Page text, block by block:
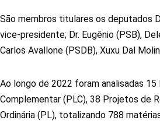
São membros titulares os deputados
vice-presidente; Dr. Eugênio (PSB),
Carlos Avallone (PSDB), Xuxu Dal
Ao longo de 2022 foram analisadas
Complementar (PLC), 38 Projetos de
Ordinária (PL), totalizando 788